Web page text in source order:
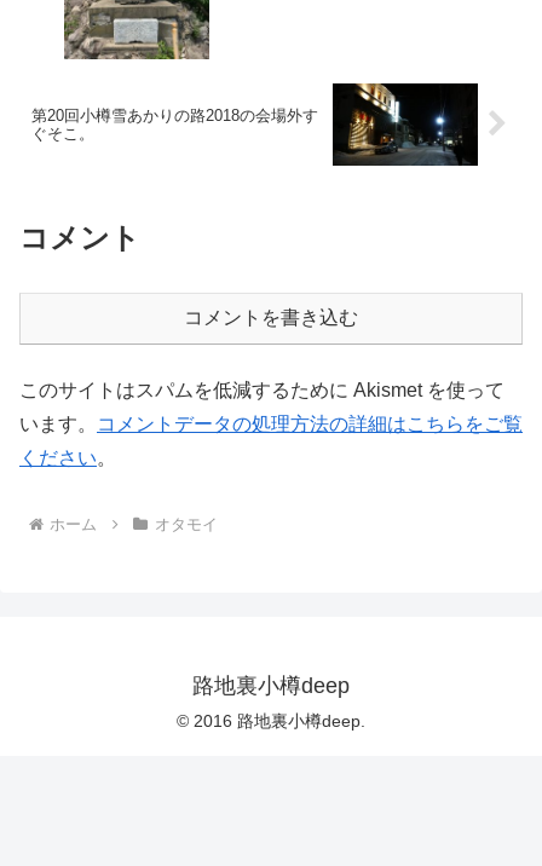
第20回小樽雪あかりの路2018の会場外す
ぐそこ。
コメント
コメントを書き込む
このサイトはスパムを低減するために Akismet を使って
います。
コメントデータの処理方法の詳細はこちらをご覧
ください。
ホーム オタモイ
路地裏小樽deep
© 2016 路地裏小樽deep.